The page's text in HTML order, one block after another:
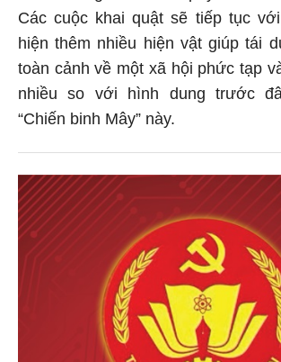
Các cuộc khai quật sẽ tiếp tục
hiện thêm nhiều hiện vật giúp tái
toàn cảnh về một xã hội phức tạp
nhiều so với hình dung trước
“Chiến binh Mây” này.